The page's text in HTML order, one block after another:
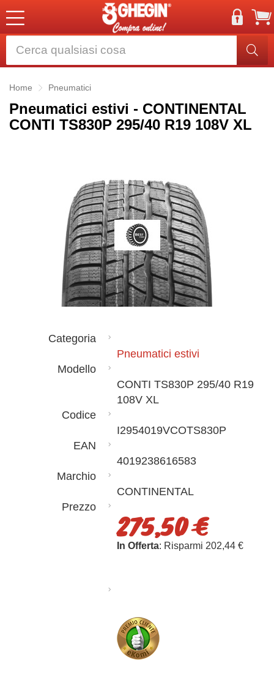
Home Pneumatici
Pneumatici estivi - CONTINENTAL
CONTI TS830P 295/40 R19 108V XL
Categoria
Pneumatici estivi
Modello
CONTI TS830P 295/40 R19
108V XL
Codice
I2954019VCOTS830P
EAN
4019238616583
Marchio
CONTINENTAL
Prezzo
275,50 €
In Offerta: Risparmi 202,44 €